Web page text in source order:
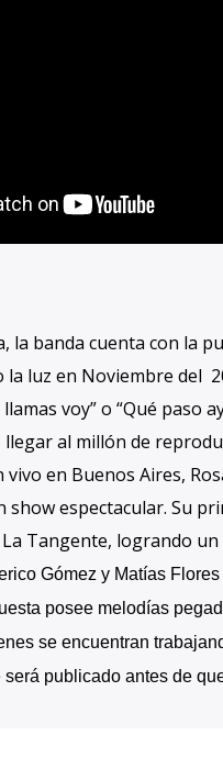
la banda cuenta con la
la luz en Noviembre del
voy” o “Qué paso
al millón de
en Buenos Aires,
show espectacular. Su
Tangente, logrando
Gómez y Matías
posee melodías
se encuentran
publicado antes de